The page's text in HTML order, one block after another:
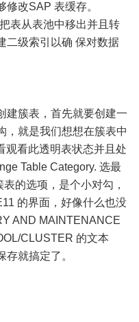
改SAP 表缓存。
表从表池中移出并且转
二级索引以确 保对数据
建簇表，首先就要创建一
，就是我们想想在簇表中
观看此透明表状态并且处
Table Category. 选最
的选项，是个小对勾，
的界面，好像什么也没
AND MAINTENANCE
CLUSTER 的文本
就搞定了。